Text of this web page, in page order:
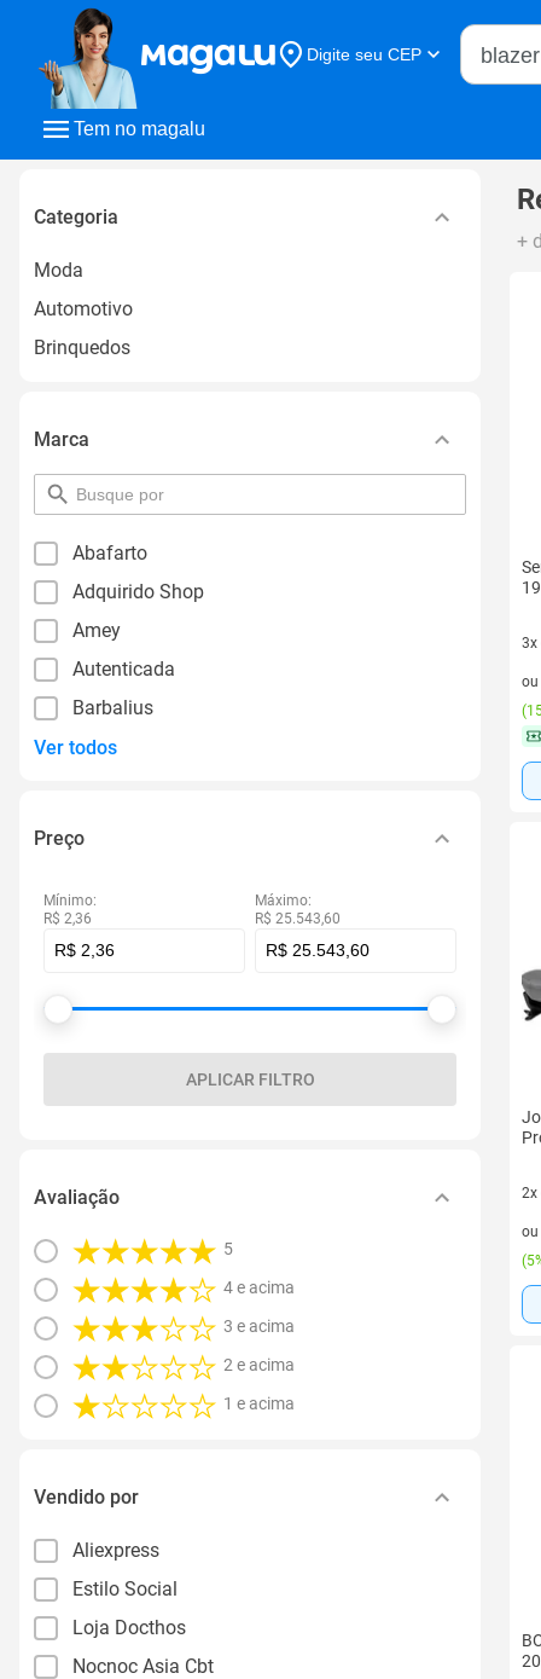
Tem no magalu
Digite seu CEP
Buscar
Categoria
Moda
Automotivo
Brinquedos
Marca
pesquisar
por
Abafarto
Adquirido Shop
Amey
Autenticada
Barbalius
Ver todos
Preço
Mínimo:
R$ 2,36
Máximo:
R$ 25.543,60
APLICAR FILTRO
Avaliação
5
4 e acima
3 e acima
2 e acima
1 e acima
Vendido por
Aliexpress
Estilo Social
Loja Docthos
Nocnoc Asia Cbt
+
3x
3
ou
(
2x
2
ou
(